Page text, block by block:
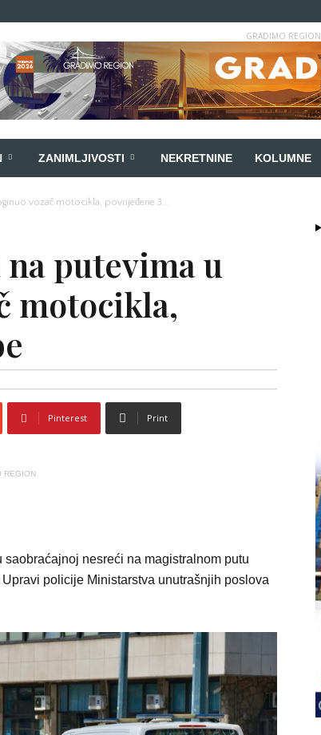
GRADIMO REGION
ZANIMLJIVOSTI NEKRETNINE KOLUMNE
vozač motocikla, povrijeđene 3...
putevima u
motocikla,
Pinterest Print
REGION
nesreći na magistralnom putu
policije Ministarstva unutrašnjih poslova